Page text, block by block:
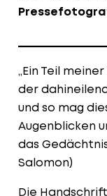
„Ein Teil
der
und so mag
Augenblicken
das
Salomon)
Die